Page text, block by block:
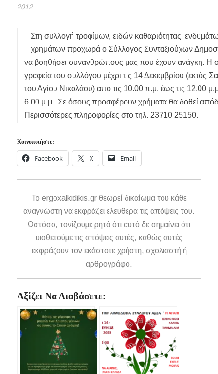
ενώ έκανε βουτιά σε παραλία στο Παλιούρι
δασικές περιοχές την Κυριακή 9 Αυγούστου
λόγω υψηλού κινδύνου πυρκαγιάς
Η Ελένη Τσαλιγοπούλου στη Σιθωνία –
Συναυλία στο Γυμνάσιο Νέου Μαρμαρά
προς όλους τους γονείς
Δράση περισυλλογής αδέσποτων ζώων στα
Λαϊκές μελωδίες στην πλατεία του Πολυγύρου
Υποχρεωτικά μέσω τράπεζας τα ενοίκια από
την 1η Οκτωβρίου 2026 – Τι αλλάζει για
ιδιοκτήτες και ενοικιαστές
Έως 30.000 ευρώ επιδότηση για αγορά
Κυνήγι 2026-2027: Πότε ανοίγει η κυνηγετική
περίοδος και πόσο κοστίζει η άδεια θήρας
ΑΝ.ΕΤ.ΧΑ.: Παρατείνεται η προθεσμία
υποβολής προτάσεων στο πλαίσιο του LEADER
Χαλκιδική: Διάσωση 49χρονης Γερμανίδας σε
2012
Στη συλλογή τροφίμων, ειδών καθαριότητας,
χρημάτων προχωρά ο Σύλλογος Συνταξιούχων
να βοηθήσει συνανθρώπους μας που έχουν ανάγκη. Η
γραφεία του συλλόγου μέχρι τις 14 Δεκεμβρίου (εκτός
του Αγίου Νικολάου) από τις 10.00 π.μ. έως τις 12.00
6.00 μ.μ.. Σε όσους προσφέρουν χρήματα θα δοθεί
Περισσότερες πληροφορίες στο τηλ. 23710 25150.
Κοινοποιήστε:
Facebook X Email
To ergoxalkidikis.gr θεωρεί δικαίωμα του κάθε
αναγνώστη να εκφράζει ελεύθερα τις απόψεις του.
Ωστόσο, τονίζουμε ρητά ότι αυτό δε σημαίνει ότι
υιοθετούμε τις απόψεις αυτές, καθώς αυτές
εκφράζουν τον εκάστοτε χρήστη, σχολιαστή ή
αρθρογράφο.
Αξίζει Να Διαβάσετε: